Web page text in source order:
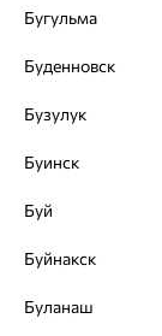
от
Бугульма
Буденновск
Бузулук
Буинск
Буй
Буйнакск
Буланаш